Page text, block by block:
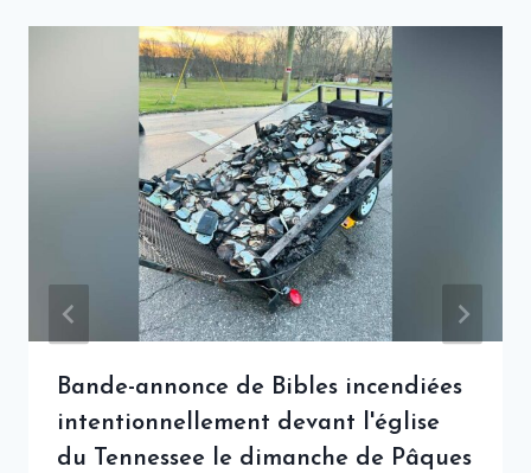
Bande-annonce de Bibles incendiées
intentionnellement devant l'église
du Tennessee le dimanche de Pâques